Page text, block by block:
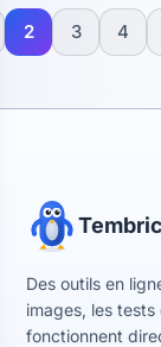
2 3 4
Des outils en
images, les
fonctionnent